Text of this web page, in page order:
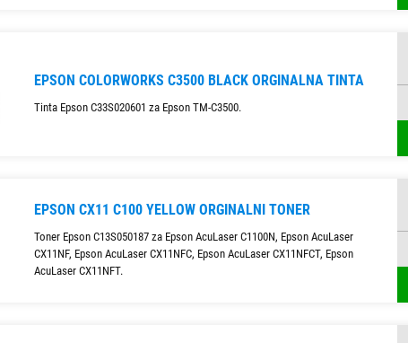
EPSON COLORWORKS C3500 BLACK ORGINALNA TINTA
Tinta Epson C33S020601 za Epson TM-C3500.
EPSON CX11 C100 YELLOW ORGINALNI TONER
Toner Epson C13S050187 za Epson AcuLaser C1100N, Epson AcuLaser
CX11NF, Epson AcuLaser CX11NFC, Epson AcuLaser CX11NFCT, Epson
AcuLaser CX11NFT.